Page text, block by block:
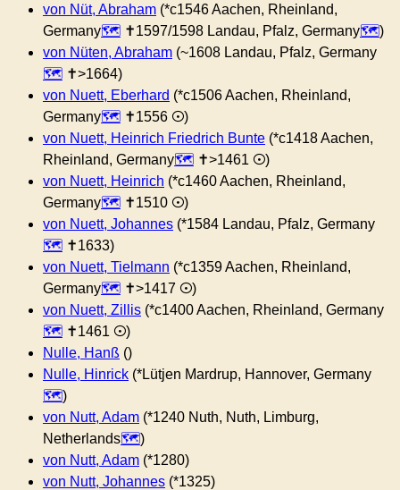
von Nüt, Abraham (*c1546 Aachen, Rheinland,
Germany
✝︎1597/1598 Landau, Pfalz, Germany
)
von Nüten, Abraham (~1608 Landau, Pfalz, Germany
✝︎>1664)
von Nuett, Eberhard (*c1506 Aachen, Rheinland,
Germany
✝︎1556 ⊙)
von Nuett, Heinrich Friedrich Bunte (*c1418 Aachen,
Rheinland, Germany
✝︎>1461 ⊙)
von Nuett, Heinrich (*c1460 Aachen, Rheinland,
Germany
✝︎1510 ⊙)
von Nuett, Johannes (*1584 Landau, Pfalz, Germany
✝︎1633)
von Nuett, Tielmann (*c1359 Aachen, Rheinland,
Germany
✝︎>1417 ⊙)
von Nuett, Zillis (*c1400 Aachen, Rheinland, Germany
✝︎1461 ⊙)
Nulle, Hanß ()
Nulle, Hinrick (*Lütjen Mardrup, Hannover, Germany
)
von Nutt, Adam (*1240 Nuth, Nuth, Limburg,
Netherlands
)
von Nutt, Adam (*1280)
von Nutt, Johannes (*1325)